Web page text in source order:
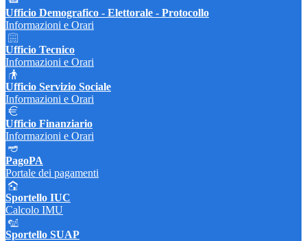
Ufficio Demografico - Elettorale - Protocollo
Informazioni e Orari
Ufficio Tecnico
Informazioni e Orari
Ufficio Servizio Sociale
Informazioni e Orari
Ufficio Finanziario
Informazioni e Orari
PagoPA
Portale dei pagamenti
Sportello IUC
Calcolo IMU
Sportello SUAP